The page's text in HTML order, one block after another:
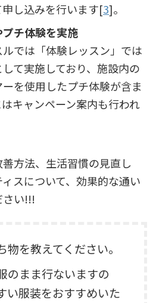
し込みを行います[3]。
チ体験を実施
では「体験レッスン」では
て実施しており、施設内の
を使用したプチ体験が含ま
キャンペーン案内も行われ
方法、生活習慣の見直し
スについて、効果的な通い
さい!!!
物を教えてください。
のまま行ないますの
い服装をおすすめいた